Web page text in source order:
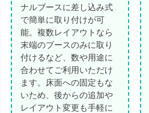
ナルブースに差し込み式
で簡単に取り付けが可
能。複数レイアウトなら
末端のブースのみに取り
付けるなど、数や用途に
合わせてご利用いただけ
ます。床面への固定もな
いため、後からの追加や
レイアウト変更も手軽に